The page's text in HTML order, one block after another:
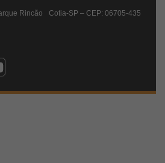
Rincão Cotia-SP – CEP: 06705-435